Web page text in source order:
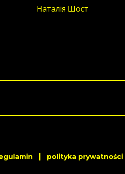
Наталія Шост
| polityka prywatności